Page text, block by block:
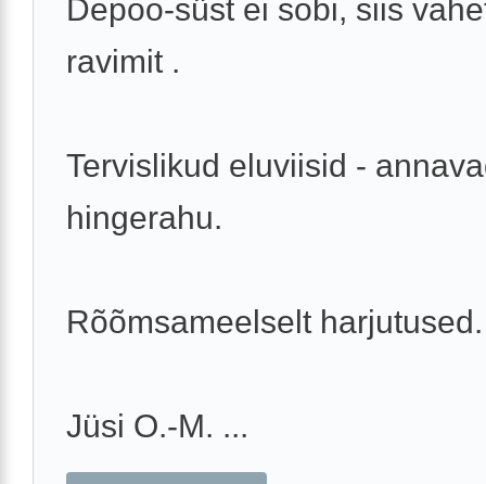
Depoo-süst ei sobi, siis
ravimit .
Tervislikud eluviisid -
hingerahu.
Rõõmsameelselt harjutused.
Jüsi O.-M. ...